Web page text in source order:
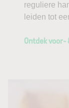
reguliere
leiden tot
Ontdek voor-